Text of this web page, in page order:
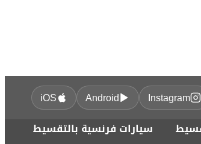
Instagram
Android
iOS
سيارات فرنسية بالتقسيط